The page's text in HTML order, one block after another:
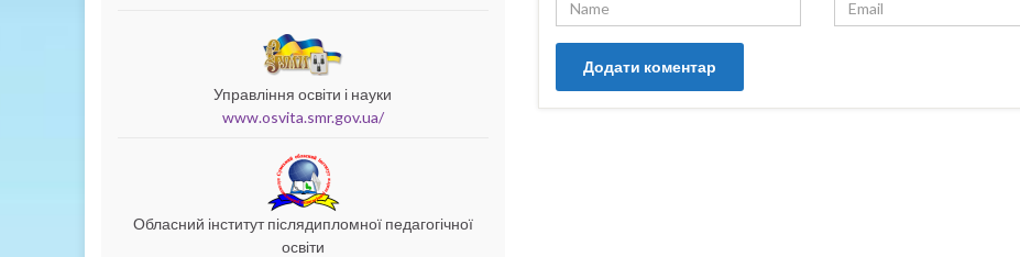
Управління освіти і науки
www.osvita.smr.gov.ua/
Обласний інститут післядипломної педагогічної
освіти